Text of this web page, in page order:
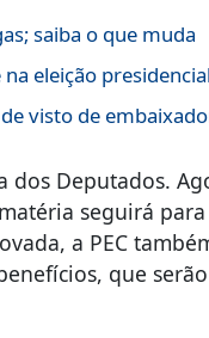
saiba o que muda
eleição presidencial
visto de
Deputados.
seguirá
a PEC
que